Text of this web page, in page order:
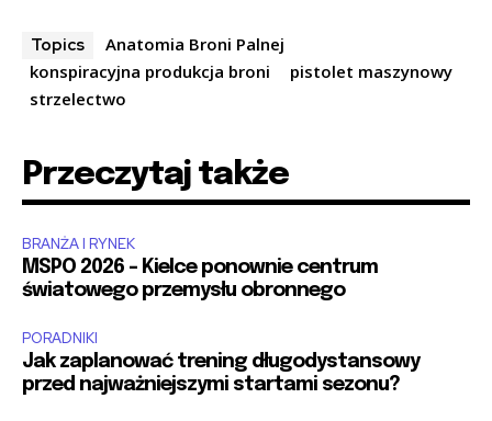
Topics
Anatomia Broni Palnej
konspiracyjna produkcja broni
pistolet maszynowy
strzelectwo
Przeczytaj także
BRANŻA I RYNEK
MSPO 2026 – Kielce ponownie centrum
światowego przemysłu obronnego
PORADNIKI
Jak zaplanować trening długodystansowy
przed najważniejszymi startami sezonu?